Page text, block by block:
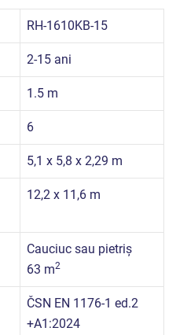
RH-1610KB-15
2-15 ani
1.5 m
6
5,1 x 5,8 x 2,29 m
12,2 x 11,6 m
Cauciuc sau pietriș
63 m2
ČSN EN 1176-1 ed.2
+A1:2024